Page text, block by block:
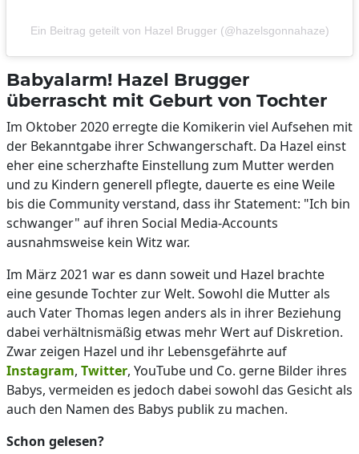
Ein Beitrag geteilt von Hazel Brugger (@hazelsgonnahaze)
Babyalarm! Hazel Brugger
überrascht mit Geburt von Tochter
Im Oktober 2020 erregte die Komikerin viel Aufsehen mit
der Bekanntgabe ihrer Schwangerschaft. Da Hazel einst
eher eine scherzhafte Einstellung zum Mutter werden
und zu Kindern generell pflegte, dauerte es eine Weile
bis die Community verstand, dass ihr Statement: "Ich bin
schwanger" auf ihren Social Media-Accounts
ausnahmsweise kein Witz war.
Im März 2021 war es dann soweit und Hazel brachte
eine gesunde Tochter zur Welt. Sowohl die Mutter als
auch Vater Thomas legen anders als in ihrer Beziehung
dabei verhältnismäßig etwas mehr Wert auf Diskretion.
Zwar zeigen Hazel und ihr Lebensgefährte auf
Instagram, Twitter, YouTube und Co. gerne Bilder ihres
Babys, vermeiden es jedoch dabei sowohl das Gesicht als
auch den Namen des Babys publik zu machen.
Schon gelesen?